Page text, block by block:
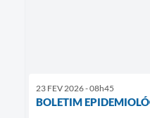
23 FEV 2026 - 08h45
BOLETIM